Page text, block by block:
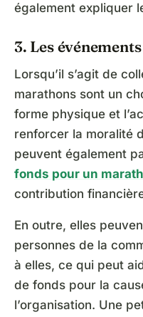
également expliquer
3. Les
Lorsqu’il s’agit de
marathons sont un
forme physique et
renforcer la moralité
peuvent également
fonds pour un
contribution
En outre, elles
personnes de la
à elles, ce qui peut
de fonds pour la
l’organisation. Une